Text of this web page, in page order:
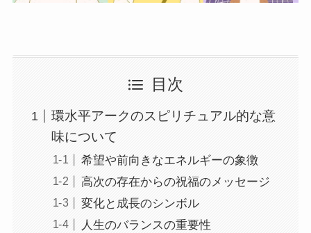
目次
環水平アークのスピリチュアル的な意
味について
希望や前向きなエネルギーの象徴
高次の存在からの祝福のメッセージ
変化と成長のシンボル
人生のバランスの重要性